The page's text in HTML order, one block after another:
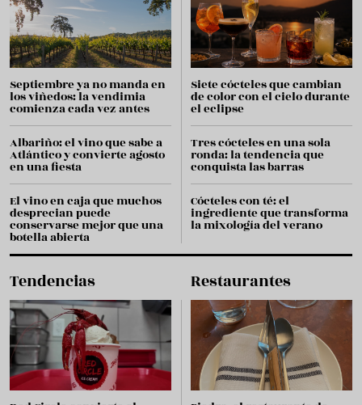
Septiembre ya no manda en
los viñedos: la vendimia
comienza cada vez antes
Albariño: el vino que sabe a
Atlántico y convierte agosto
en una fiesta
El vino en caja que muchos
desprecian puede
conservarse mejor que una
botella abierta
Siete cócteles que cambian
de color con el cielo durante
el eclipse
Tres cócteles en una sola
ronda: la tendencia que
conquista las barras
Cócteles con té: el
ingrediente que transforma
la mixología del verano
Tendencias Restaurantes